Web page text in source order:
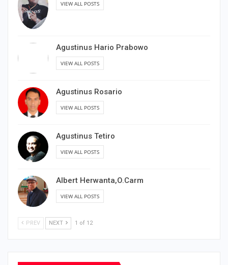
VIEW ALL POSTS
Agustinus Hario Prabowo
VIEW ALL POSTS
Agustinus Rosario
VIEW ALL POSTS
Agustinus Tetiro
VIEW ALL POSTS
Albert Herwanta,O.Carm
VIEW ALL POSTS
PREV NEXT 1 of 12